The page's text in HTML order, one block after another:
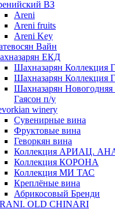
ВЗ
Areni
Areni fruits
Areni Key
Вайн
ЕКД
Шахназарян Коллекция
Шахназарян Коллекция
Шахназарян Новогодняя
Гаясон п/у
winery
Сувенирные вина
Фруктовые вина
Геворкян вина
Коллекция АРИАЦ.
Коллекция КОРОНА
Коллекция МИ ТАС
Креплёные вина
Абрикосовый Бренди
OLD CHINARI